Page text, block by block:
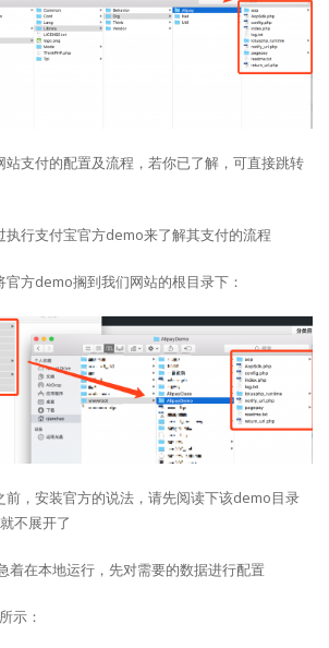
站支付的配置及流程，若你已了解，可直接跳转
执行支付宝官方demo来了解其支付的流程
方demo搁到我们网站的根目录下：
前，安装官方的说法，请先阅读下该demo目录
不展开了
着在本地运行，先对需要的数据进行配置
示：